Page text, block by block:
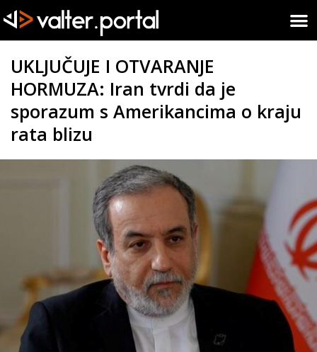
UKLJUČUJE I OTVARANJE
HORMUZA: Iran tvrdi da je
sporazum s Amerikancima o kraju
rata blizu